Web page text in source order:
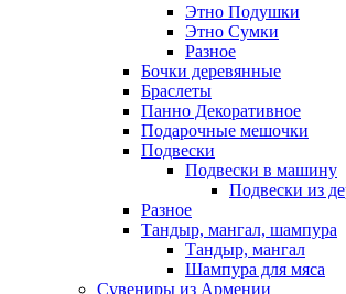
Этно Подушки
Этно Сумки
Разное
Бочки деревянные
Браслеты
Панно Декоративное
Подарочные мешочки
Подвески
Подвески в машину
Подвески из
Разное
Тандыр, мангал, шампура
Тандыр, мангал
Шампура для мяса
Сувениры из Армении